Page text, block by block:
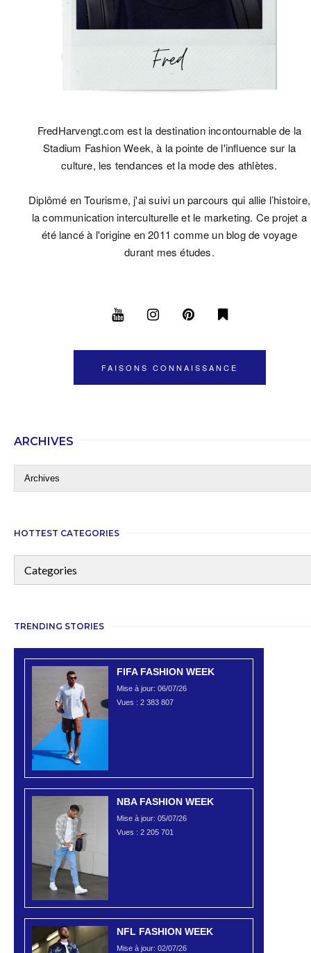
FredHarvengt.com est la destination incontournable de la
Stadium Fashion Week, à la pointe de l'influence sur la
culture, les tendances et la mode des athlètes.
Diplômé en Tourisme, j'ai suivi un parcours qui allie l’histoire,
la communication interculturelle et le marketing. Ce projet a
été lancé à l'origine en 2011 comme un blog de voyage
durant mes études.
FAISONS CONNAISSANCE
ARCHIVES
HOTTEST CATEGORIES
TRENDING STORIES
FIFA FASHION WEEK
Mise à jour: 06/07/26
Vues : 2 383 807
NBA FASHION WEEK
Mise à jour: 05/07/26
Vues : 2 205 701
NFL FASHION WEEK
Mise à jour: 02/07/26